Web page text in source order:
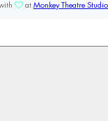
at Monkey Theatre Studio